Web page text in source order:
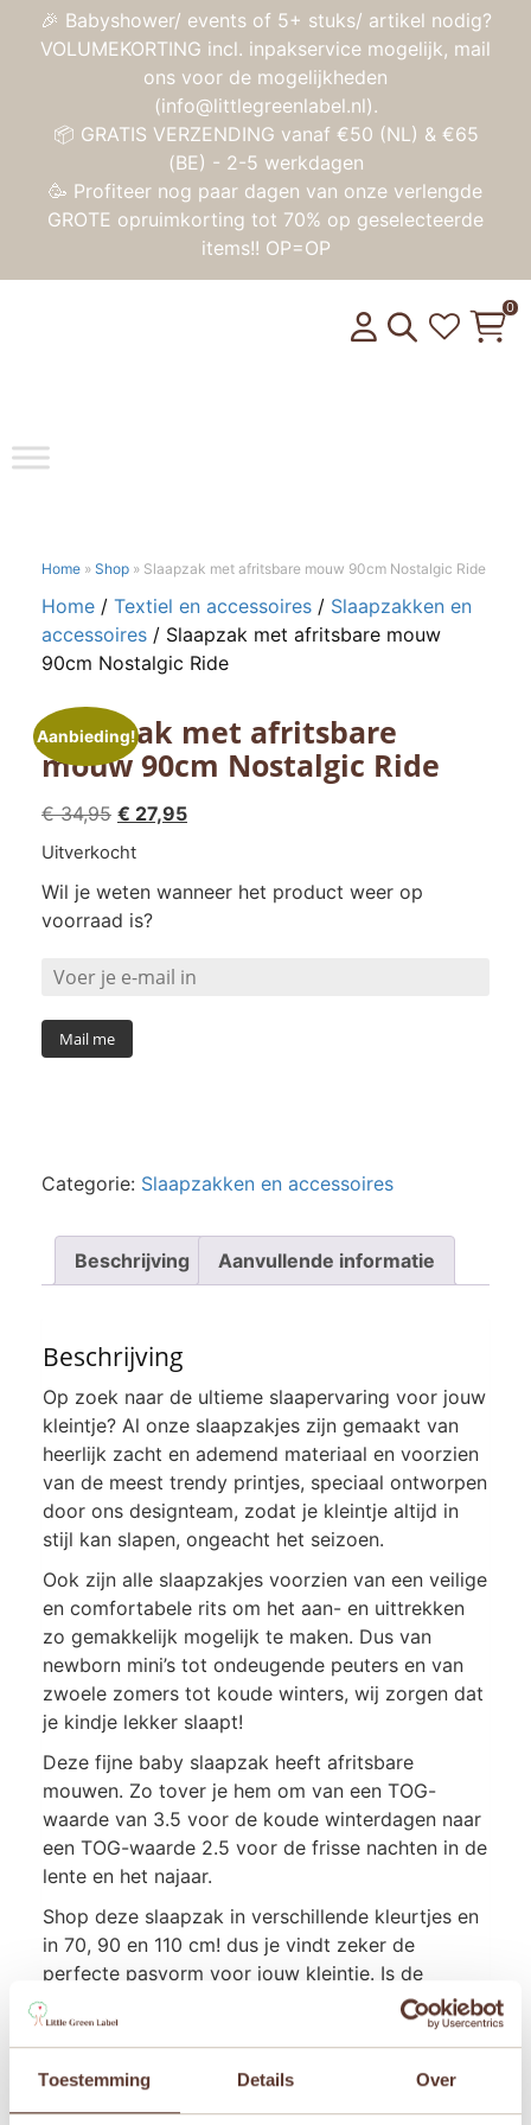
Toestemming Details Over
🎉 Babyshower/ events of 5+ stuks/ artikel nodig?
VOLUMEKORTING incl. inpakservice mogelijk, mail
ons voor de mogelijkheden
(info@littlegreenlabel.nl).
📦 GRATIS VERZENDING vanaf €50 (NL) & €65
(BE) - 2-5 werkdagen
🥳 Profiteer nog paar dagen van onze verlengde
GROTE opruimkorting tot 70% op geselecteerde
items!! OP=OP
Toggle
0
Home » Shop » Slaapzak met afritsbare mouw 90cm Nostalgic Ride
Home / Textiel en accessoires / Slaapzakken en
accessoires / Slaapzak met afritsbare mouw
90cm Nostalgic Ride
Aanbieding!
Slaapzak met afritsbare
mouw 90cm Nostalgic Ride
€34,95 Oorspronkelijke
prijs
€ 34,95.
€ 27,95Huidige
€ 27,95.
Uitverkocht
Wil je weten wanneer het product weer op
voorraad is?
Mail me
Categorie: Slaapzakken en accessoires
Beschrijving Aanvullende informatie
Beschrijving
Op zoek naar de ultieme slaapervaring voor jouw
kleintje? Al onze slaapzakjes zijn gemaakt van
heerlijk zacht en ademend materiaal en voorzien
van de meest trendy printjes, speciaal ontworpen
door ons designteam, zodat je kleintje altijd in
stijl kan slapen, ongeacht het seizoen.
Ook zijn alle slaapzakjes voorzien van een veilige
en comfortabele rits om het aan- en uittrekken
zo gemakkelijk mogelijk te maken. Dus van
newborn mini’s tot ondeugende peuters en van
zwoele zomers tot koude winters, wij zorgen dat
je kindje lekker slaapt!
Deze fijne baby slaapzak heeft afritsbare
mouwen. Zo tover je hem om van een TOG-
waarde van 3.5 voor de koude winterdagen naar
een TOG-waarde 2.5 voor de frisse nachten in de
lente en het najaar.
Shop deze slaapzak in verschillende kleurtjes en
in 70, 90 en 110 cm! dus je vindt zeker de
perfecte pasvorm voor jouw kleintje. Is de
slaapzak nog niet warm genoeg? Deze slaapzak
is goed te combineren met een van de mooie